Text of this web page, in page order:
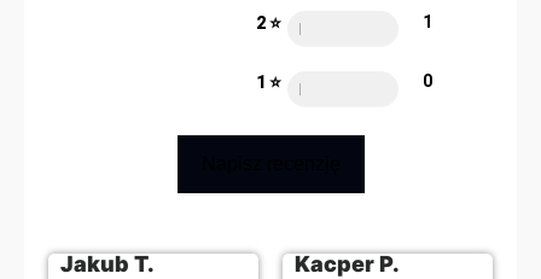
2 ⭐️
1 ⭐️
1
0
Jakub T. Kacper P.